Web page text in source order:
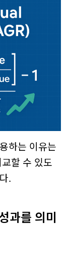
하는 이유는
할 수 있도
.
과를 의미